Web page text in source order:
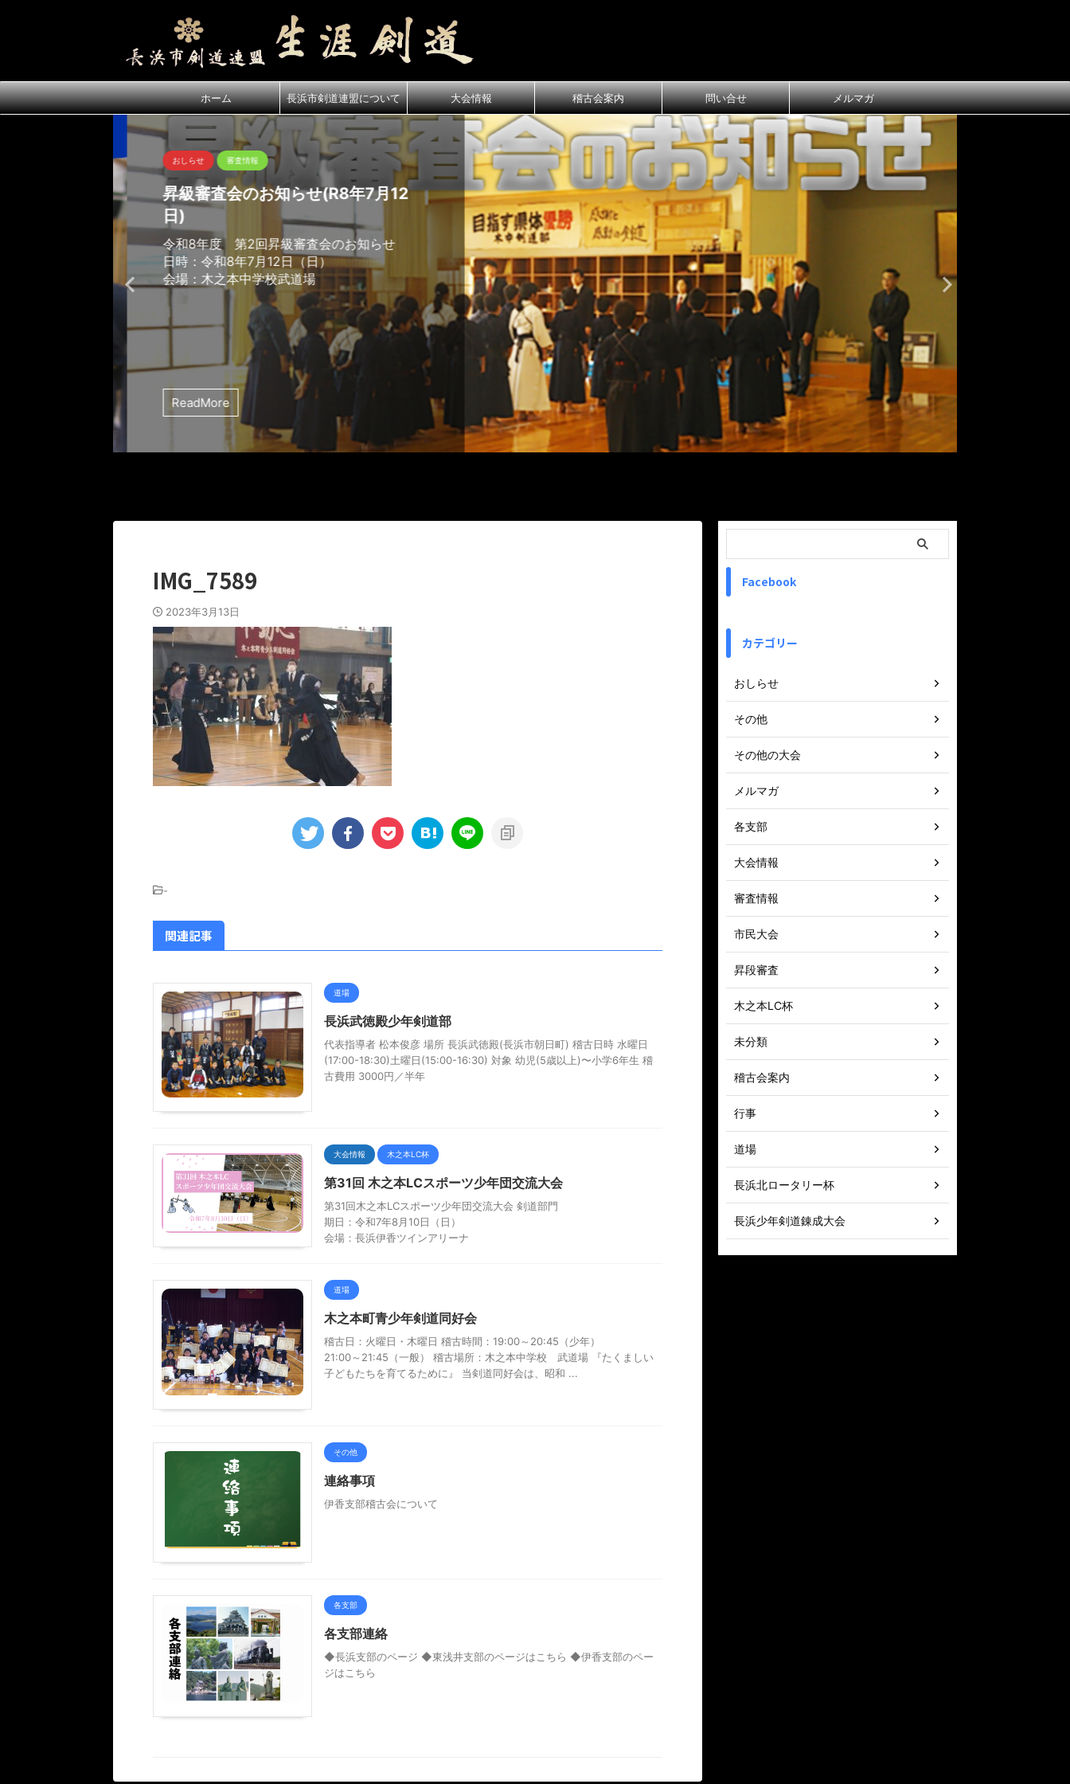
ホーム 長浜市剣道連盟について 大会情報 稽古会案内 問い合せ メルマガ
おしらせ 審査情報
昇級審査会のお知らせ(R8年7月12
日)
令和8年度 第2回昇級審査会のお知らせ
日時：令和8年7月12日（日）
会場：木之本中学校武道場
ReadMore
IMG_7589
2023年3月13日
-
関連記事
道場
長浜武徳殿少年剣道部
代表指導者 松本俊彦 場所 長浜武徳殿(長浜市朝日町) 稽古日時 水曜日
(17:00-18:30)土曜日(15:00-16:30) 対象 幼児(5歳以上)〜小学6年生 稽
古費用 3000円／半年
大会情報 木之本LC杯
第31回 木之本LCスポーツ少年団交流大会
第31回木之本LCスポーツ少年団交流大会 剣道部門
期日：令和7年8月10日（日）
会場：長浜伊香ツインアリーナ
道場
木之本町青少年剣道同好会
稽古日：火曜日・木曜日 稽古時間：19:00～20:45（少年）
21:00～21:45（一般） 稽古場所：木之本中学校 武道場 『たくましい
子どもたちを育てるために』 当剣道同好会は、昭和 ...
その他
連絡事項
伊香支部稽古会について
各支部
各支部連絡
◆長浜支部のページ ◆東浅井支部のページはこちら ◆伊香支部のペー
ジはこちら
Facebook
カテゴリー
おしらせ
その他
その他の大会
メルマガ
各支部
大会情報
審査情報
市民大会
昇段審査
木之本LC杯
未分類
稽古会案内
行事
道場
長浜北ロータリー杯
長浜少年剣道錬成大会